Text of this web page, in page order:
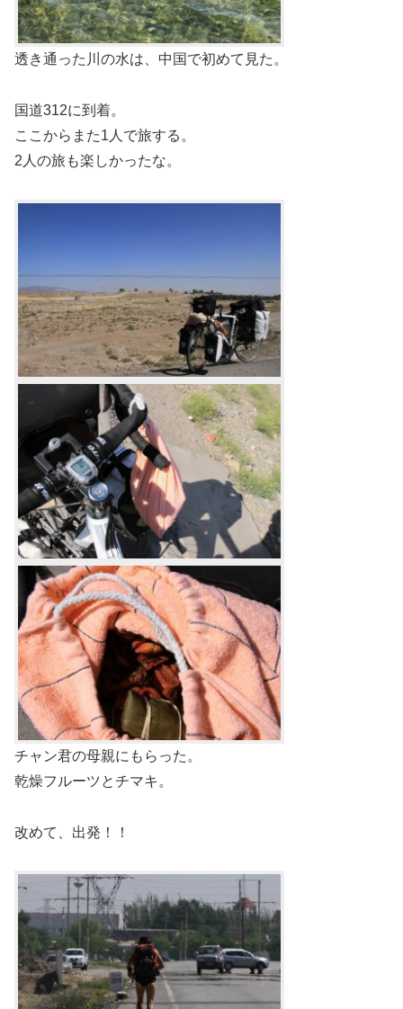
透き通った川の水は、中国で初めて見た。
国道312に到着。
ここからまた1人で旅する。
2人の旅も楽しかったな。
チャン君の母親にもらった。
乾燥フルーツとチマキ。
改めて、出発！！